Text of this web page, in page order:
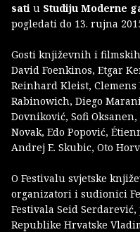
sati u Studiju Moderne
pogledati do 13. rujna
Gosti književnih i
David Foenkinos, Etgar
Reinhard Kleist,
Rabinowich, Diego
Dovniković, Sofi
Novak, Edo Popović,
Andrej E. Skubic, Oto
O Festivalu svjetske
organizatori i sudionici
Festivala Seid
Republike Hrvatske